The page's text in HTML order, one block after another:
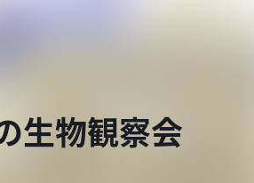
生物観察会